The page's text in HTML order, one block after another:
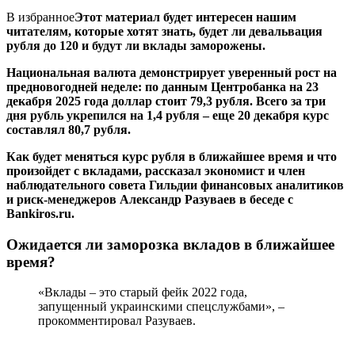
В избранноеЭтот материал будет интересен нашим
читателям, которые хотят знать, будет ли девальвация
рубля до 120 и будут ли вклады заморожены.
Национальная валюта демонстрирует уверенный рост на
предновогодней неделе: по данным Центробанка на 23
декабря 2025 года доллар стоит 79,3 рубля. Всего за три
дня рубль укрепился на 1,4 рубля – еще 20 декабря курс
составлял 80,7 рубля.
Как будет меняться курс рубля в ближайшее время и что
произойдет с вкладами, рассказал экономист и член
наблюдательного совета Гильдии финансовых аналитиков
и риск-менеджеров Александр Разуваев в беседе с
Bankiros.ru.
Ожидается ли заморозка вкладов в ближайшее
время?
«Вклады – это старый фейк 2022 года,
запущенный украинскими спецслужбами», –
прокомментировал Разуваев.